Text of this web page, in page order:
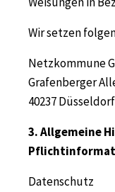
Wir setzen
Netzkommune
Grafenberger
40237 Düsseldorf
3. Allgemeine
Datenschutz